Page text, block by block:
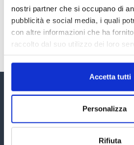
nostri partner che si occupano di
pubblicità e social media, i quali
con altre informazioni che ha
raccolto dal suo utilizzo dei loro
Accetta tutti
Personalizza
Rifiuta
TUTTI GLI ARTICOLI DEL MESE
Assinform Editore
Chi siamo